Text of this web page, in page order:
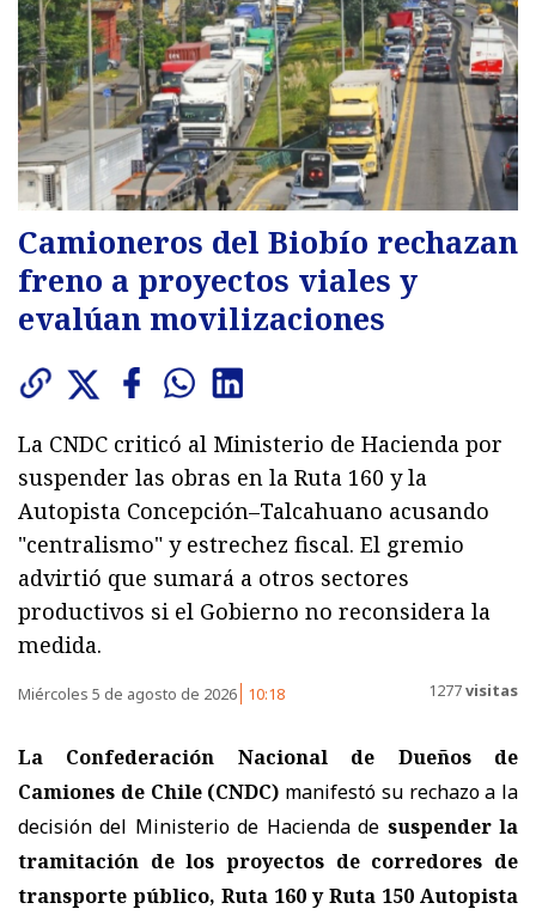
Camioneros del Biobío rechazan
freno a proyectos viales y
evalúan movilizaciones
La CNDC criticó al Ministerio de Hacienda por
suspender las obras en la Ruta 160 y la
Autopista Concepción–Talcahuano acusando
"centralismo" y estrechez fiscal. El gremio
advirtió que sumará a otros sectores
productivos si el Gobierno no reconsidera la
medida.
Miércoles 5 de agosto de 2026 10:18 1277visitas
La Confederación Nacional de Dueños de
Camiones de Chile (CNDC) manifestó su rechazo a la
decisión del Ministerio de Hacienda de suspender la
tramitación de los proyectos de corredores de
transporte público, Ruta 160 y Ruta 150 Autopista